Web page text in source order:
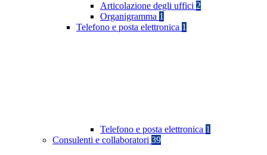
Articolazione degli uffici 2
Organigramma 1
Telefono e posta elettronica 1
Telefono e posta elettronica 1
Consulenti e collaboratori 39